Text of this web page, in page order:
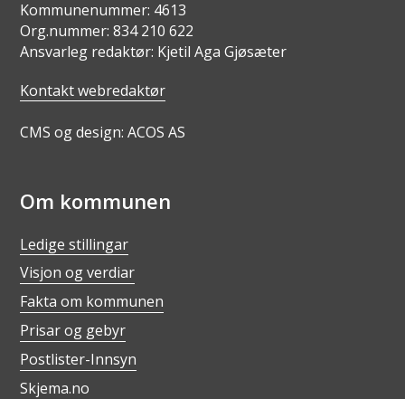
Kommunenummer: 4613
Org.nummer: 834 210 622
Ansvarleg redaktør: Kjetil Aga Gjøsæter
Kontakt webredaktør
CMS og design: ACOS AS
Om kommunen
Ledige stillingar
Visjon og verdiar
Fakta om kommunen
Prisar og gebyr
Postlister-Innsyn
Skjema.no